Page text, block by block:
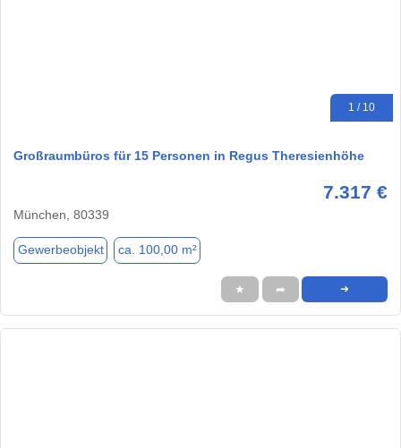
1 / 10
Großraumbüros für 15 Personen in Regus Theresienhöhe
7.317 €
München, 80339
Gewerbeobjekt ca. 100,00 m²
★ ➦ ➜